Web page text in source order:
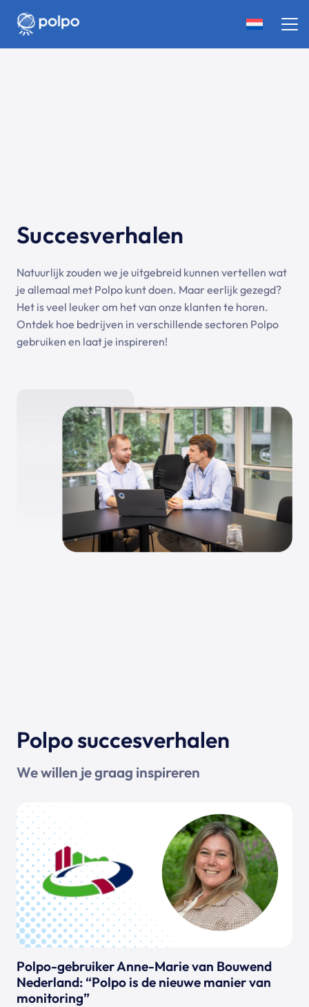
Succesverhalen
Natuurlijk zouden we je uitgebreid kunnen vertellen wat
je allemaal met Polpo kunt doen. Maar eerlijk gezegd?
Het is veel leuker om het van onze klanten te horen.
Ontdek hoe bedrijven in verschillende sectoren Polpo
gebruiken en laat je inspireren!
Polpo succesverhalen
We willen je graag inspireren
Polpo-gebruiker Anne-Marie van Bouwend
Nederland: “Polpo is de nieuwe manier van
monitoring”